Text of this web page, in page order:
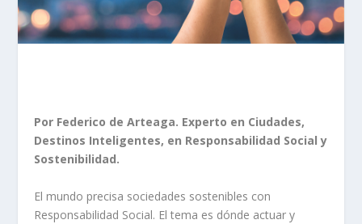
Por Federico de Arteaga. Experto en Ciudades,
Destinos Inteligentes, en Responsabilidad Social y
Sostenibilidad.
El mundo precisa sociedades sostenibles con
Responsabilidad Social. El tema es dónde actuar y